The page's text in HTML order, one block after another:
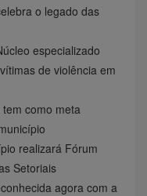
o legado das
especializado
de violência em
como meta
realizará Fórum
Setoriais
agora com a